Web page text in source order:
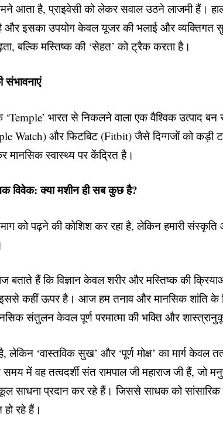
आता है, प्राइवेसी को लेकर सवाल उठने लाजमी हैं।
और इसका उपयोग केवल यूजर की भलाई और व्यक्तिगत
बल्कि मस्तिष्क की ‘सेहत’ को ट्रैक करता है।
संभावनाएं
‘Temple’ भारत से निकलने वाला एक वैश्विक उत्पाद
Watch) और फिटबिट (Fitbit) जैसे दिग्गजों को कड़ी
मानसिक स्वास्थ्य पर केंद्रित है।
विवेक: क्या मशीन ही सब कुछ है?
को पढ़ने की कोशिश कर रहा है, लेकिन हमारी
बताते हैं कि विज्ञान केवल शरीर और मस्तिष्क की
इससे कहीं ऊपर है। आज हम तनाव और मानसिक शांति
संतुलन केवल पूर्ण परमात्मा की भक्ति और
लेकिन ‘वास्तविक सुख’ और ‘पूर्ण मोक्ष’ का मार्ग केवल
में वह तत्वदर्शी संत रामपाल जी महाराज जी हैं, जो
साधना प्रदान कर रहे हैं। जिससे साधक को
रहे हैं।